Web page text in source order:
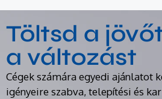
Töltsd a
a változást
Cégek számára egyedi ajánlatot
igényeire szabva, telepítési és